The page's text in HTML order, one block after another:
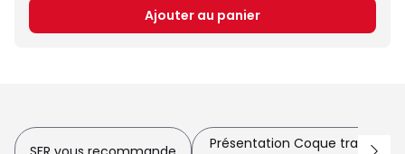
Ajouter au panier
Présentation Coque